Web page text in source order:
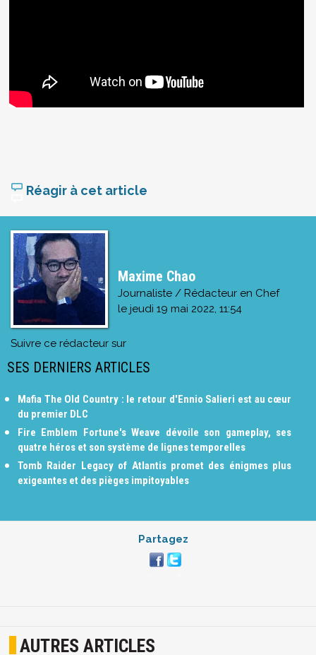
Réagir à cet article
Maxime Chao
Journaliste / Rédacteur en Chef
le jeudi 19 mai 2022, 11:54
Suivre ce rédacteur sur
SES DERNIERS ARTICLES
Mafia The Old Country : le retour d'Ennio Salieri est au cœur
du premier DLC
Fire Emblem Fortune's Weave dévoile son gameplay, ses
quatre héros et son système de lignes temporelles
Tomb Raider Legacy of Atlantis promet des énigmes plus
exigeantes et des pièges impitoyables
Partagez
AUTRES ARTICLES